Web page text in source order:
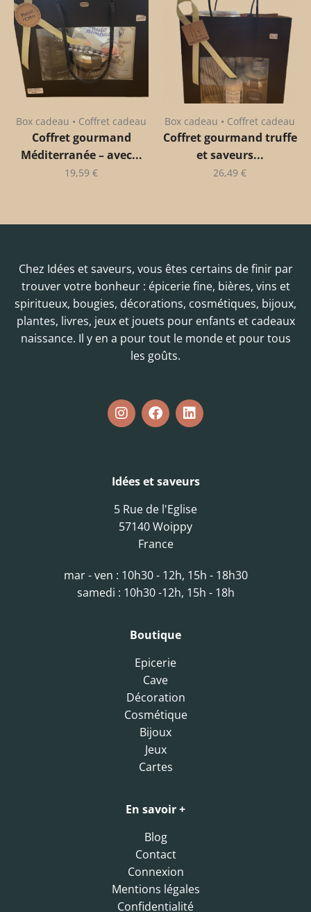
Box cadeau • Coffret cadeau
Coffret gourmand
Méditerranée – avec...
19,59 €
Box cadeau • Coffret cadeau
Coffret gourmand truffe
et saveurs...
26,49 €
Chez Idées et saveurs, vous êtes certains de finir par
trouver votre bonheur : épicerie fine, bières, vins et
spiritueux, bougies, décorations, cosmétiques, bijoux,
plantes, livres, jeux et jouets pour enfants et cadeaux
naissance. Il y en a pour tout le monde et pour tous
les goûts.
Idées et saveurs
5 Rue de l'Eglise
57140 Woippy
France
mar - ven : 10h30 - 12h, 15h - 18h30
samedi : 10h30 -12h, 15h - 18h
Boutique
Epicerie
Cave
Décoration
Cosmétique
Bijoux
Jeux
Cartes
En savoir +
Blog
Contact
Connexion
Mentions légales
Confidentialité